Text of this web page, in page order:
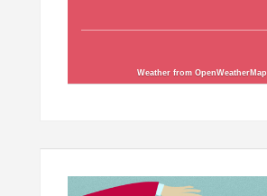
Weather from OpenWeatherMap